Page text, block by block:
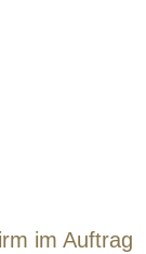
im Auftrag